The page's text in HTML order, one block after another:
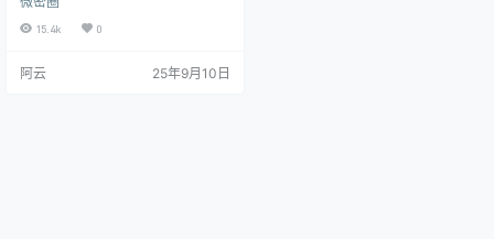
21岁高人气创作者，账号拥有105.2
万粉丝及1473.8万获赞数，发布127
作品点赞量达15.4万次，另一热门
15.4k 0
阿云 25年9月10日